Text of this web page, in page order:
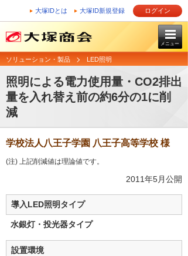
大塚IDとは 大塚ID新規登録 ログイン
メニュー
ソリューション・製品 LED照明
照明による電力使用量・CO2排出
量を入れ替え前の約6分の1に削
減
学校法人八王子学園 八王子高等学校 様
(注) 上記削減値は理論値です。
2011年5月公開
導入LED照明タイプ
水銀灯・投光器タイプ
設置環境